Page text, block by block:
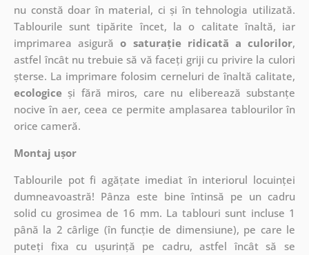
nu constă doar în material, ci și în tehnologia utilizată.
Tablourile sunt tipărite încet, la o calitate înaltă, iar
imprimarea asigurăo saturație ridicată a culorilor,
astfel încât nu trebuie să vă faceți griji cu privire la culori
șterse. La imprimare folosim cerneluri de înaltă calitate,
ecologiceși fără miros, care nu eliberează substanțe
nocive în aer, ceea ce permite amplasarea tablourilor în
orice cameră.
Montaj ușor
Tablourile pot fi agățate imediat în interiorul locuinței
dumneavoastră! Pânza este bine întinsă pe un cadru
solid cu grosimea de 16 mm. La tablouri sunt incluse 1
până la 2 cârlige (în funcție de dimensiune), pe care le
puteți fixa cu ușurință pe cadru, astfel încât să se